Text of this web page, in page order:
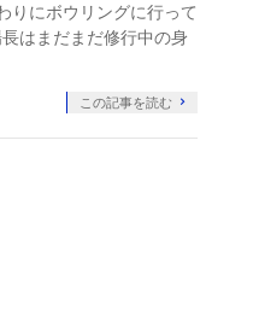
りにボウリングに行って
はまだまだ修行中の身
この記事を読む